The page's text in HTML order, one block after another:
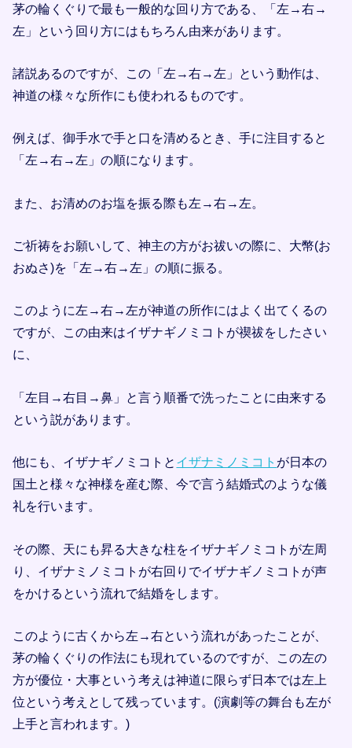
茅の輪くぐりで最も一般的な回り方である、「左→右→
左」という回り方にはもちろん由来があります。
諸説あるのですが、この「左→右→左」という動作は、
神道の様々な所作にも使われるものです。
例えば、御手水で手と口を清めるとき、手に注目すると
「左→右→左」の順になります。
また、お清めのお塩を振る際も左→右→左。
ご祈祷をお願いして、神主の方がお祓いの際に、大幣(お
おぬさ)を「左→右→左」の順に振る。
このように左→右→左が神道の所作にはよく出てくるの
ですが、この由来はイザナギノミコトが禊祓をしたさい
に、
「左目→右目→鼻」と言う順番で洗ったことに由来する
という説があります。
他にも、イザナギノミコトと イザナミノミコト が日本の
国土と様々な神様を産む際、今で言う結婚式のような儀
礼を行います。
その際、天にも昇る大きな柱をイザナギノミコトが左周
り、イザナミノミコトが右回りでイザナギノミコトが声
をかけるという流れで結婚をします。
このように古くから左→右という流れがあったことが、
茅の輪くぐりの作法にも現れているのですが、この左の
方が優位・大事という考えは神道に限らず日本では左上
位という考えとして残っています。(演劇等の舞台も左が
上手と言われます。)